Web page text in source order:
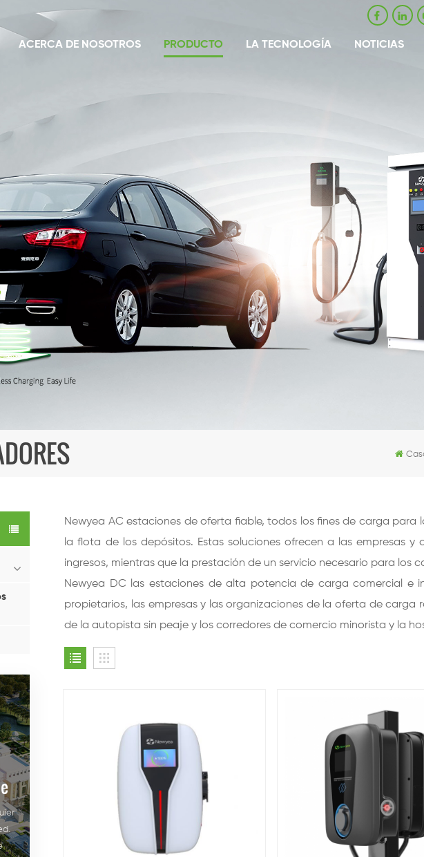
ACERCA DE NOSOTROS PRODUCTO LA TECNOLOGÍA NOTICIAS
Newyea AC estaciones de oferta fiable, todos los fines de carga para
la flota de los depósitos. Estas soluciones ofrecen a las empresas
ingresos, mientras que la prestación de un servicio necesario para los
Newyea DC las estaciones de alta potencia de carga comercial e
propietarios, las empresas y las organizaciones de la oferta de
de la autopista sin peaje y los corredores de comercio minorista y la